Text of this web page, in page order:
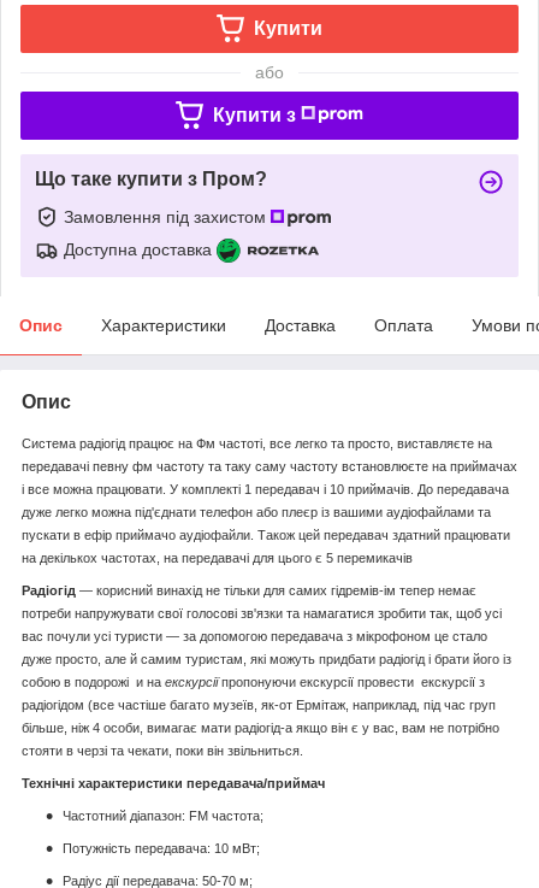
Купити
або
Купити з
Що таке купити з Пром?
Замовлення під захистом
Доступна доставка
Опис Характеристики Доставка Оплата Умови
Опис
Система радіогід працює на Фм частоті, все легко та просто, виставляєте на
передавачі певну фм частоту та таку саму частоту встановлюєте на приймачах
і все можна працювати. У комплекті 1 передавач і 10 приймачів. До передавача
дуже легко можна під'єднати телефон або плеєр із вашими аудіофайлами та
пускати в ефір приймачо аудіофайли. Також цей передавач здатний працювати
на декількох частотах, на передавачі для цього є 5 перемикачів
Радіогід — корисний винахід не тільки для самих гідремів-ім тепер немає
потреби напружувати свої голосові зв'язки та намагатися зробити так, щоб усі
вас почули усі туристи — за допомогою передавача з мікрофоном це стало
дуже просто, але й самим туристам, які можуть придбати радіогід і брати його із
собою в подорожі и на екскурсіїпропонуючи екскурсії провести екскурсії з
радіогідом (все частіше багато музеїв, як-от Ермітаж, наприклад, під час груп
більше, ніж 4 особи, вимагає мати радіогід-а якщо він є у вас, вам не потрібно
стояти в черзі та чекати, поки він звільниться.
Технічні характеристики передавача/приймач
Частотний діапазон: FM частота;
Потужність передавача: 10 мВт;
Радіус дії передавача: 50-70 м;